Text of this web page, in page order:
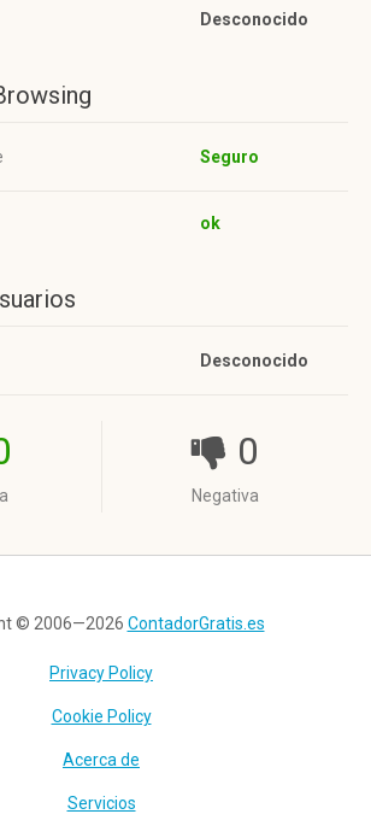
Desconocido
Seguro
ok
Desconocido
0
Negativa
© 2006—2026 ContadorGratis.es
Privacy Policy
Cookie Policy
Acerca de
Servicios